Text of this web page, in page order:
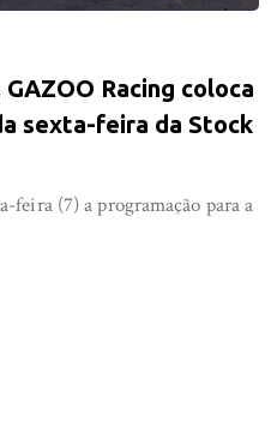
Racing coloca
sexta-feira da Stock
feira (7) a programação para a